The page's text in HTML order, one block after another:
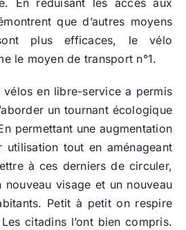
En réduisant les accès aux
que d’autres moyens
plus efficaces, le vélo
le moyen de transport n°1.
vélos en libre-service a permis
un tournant écologique
permettant une augmentation
utilisation tout en aménageant
à ces derniers de circuler,
nouveau visage et un nouveau
Petit à petit on respire
citadins l’ont bien compris.